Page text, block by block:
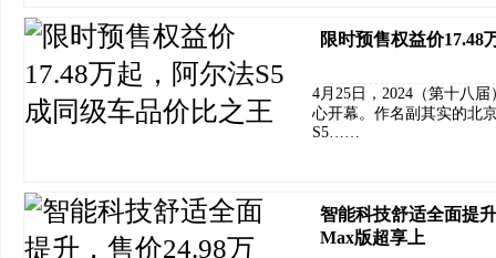
限时预售权益价17.48
4月25日，2024（第十八
心开幕。作名副其实的北
S5……
智能科技舒适全面提
Max版超享上